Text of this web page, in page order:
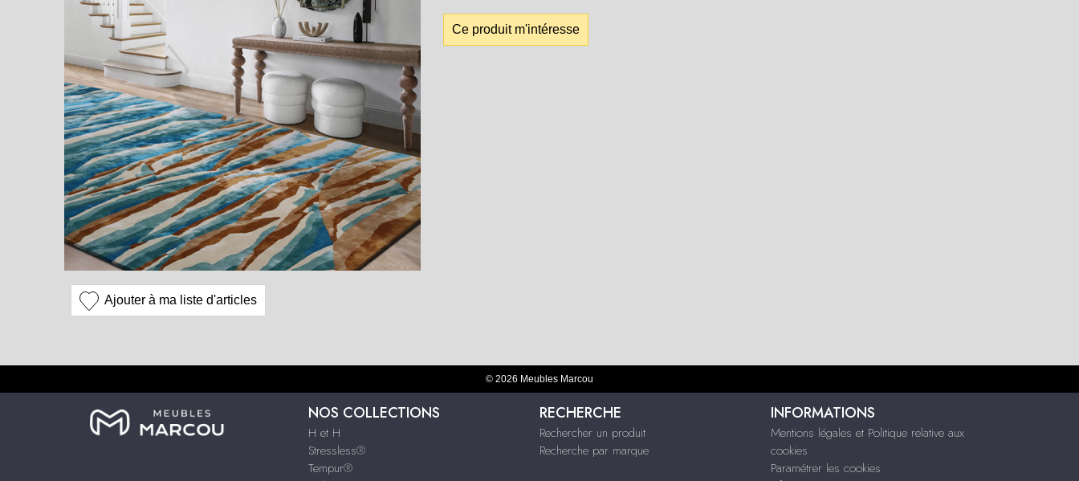
Ajouter à ma liste d'articles
Ce produit m'intéresse
© 2026 Meubles Marcou
NOS COLLECTIONS
H et H
Stressless®
Tempur®
RECHERCHE
Rechercher un produit
Recherche par marque
INFORMATIONS
Mentions légales et Politique relative aux
cookies
Paramétrer les cookies